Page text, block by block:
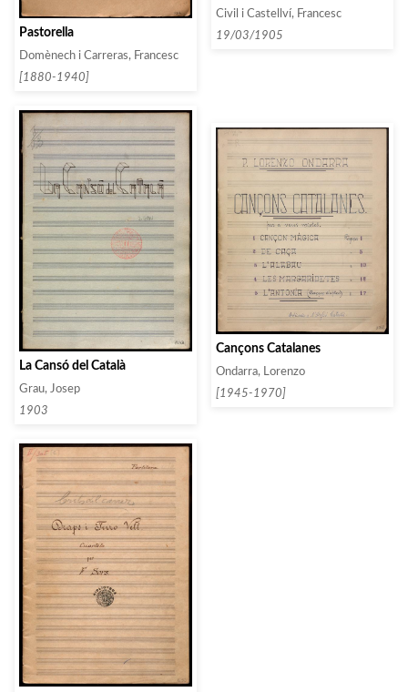
Pastorella
Domènech i Carreras, Francesc
[1880-1940]
Civil i Castellví, Francesc
19/03/1905
La Cansó del Català
Grau, Josep
1903
Cançons Catalanes
Ondarra, Lorenzo
[1945-1970]